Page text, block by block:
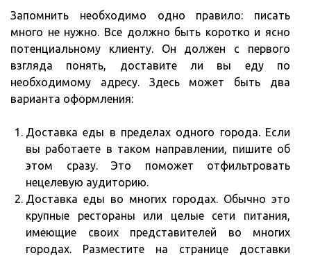
Запомнить необходимо одно правило: писать
много не нужно. Все должно быть коротко и ясно
потенциальному клиенту. Он должен с первого
взгляда понять, доставите ли вы еду по
необходимому адресу. Здесь может быть два
варианта оформления:
Доставка еды в пределах одного города. Если
вы работаете в таком направлении, пишите об
этом сразу. Это поможет отфильтровать
нецелевую аудиторию.
Доставка еды во многих городах. Обычно это
крупные рестораны или целые сети питания,
имеющие своих представителей во многих
городах. Разместите на странице доставки